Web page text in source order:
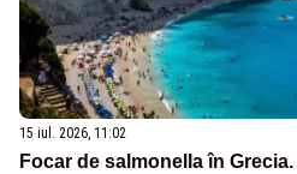
15 iul. 2026, 11:02
Focar de salmonella în